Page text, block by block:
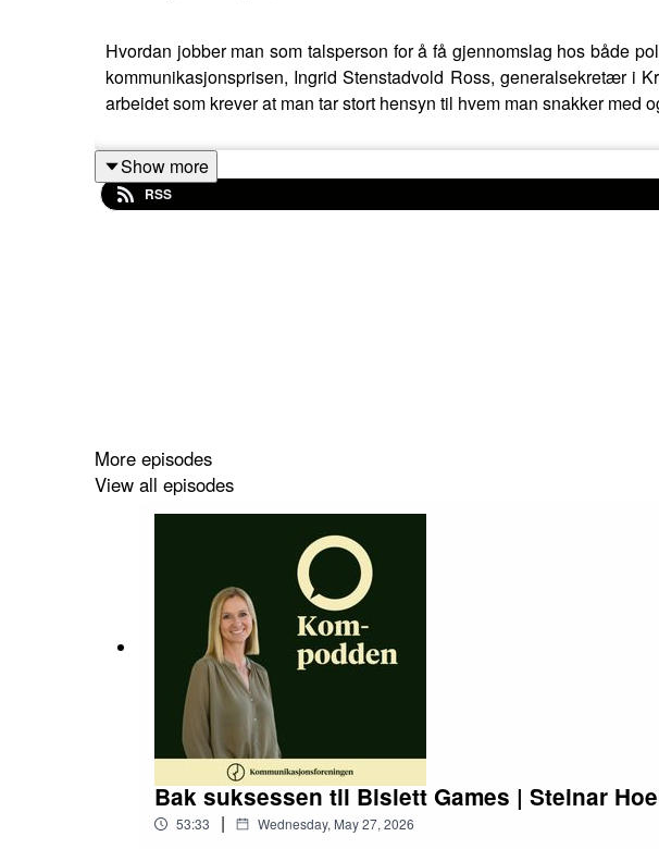
Hvordan jobber man som talsperson for å få gjennomslag hos både
kommunikasjonsprisen, Ingrid Stenstadvold Ross, generalsekretær i
arbeidet som krever at man tar stort hensyn til hvem man snakker med
Show more
RSS
More episodes
View all episodes
Bak suksessen til Bislett Games | Steinar
53:33 | Wednesday, May 27, 2026